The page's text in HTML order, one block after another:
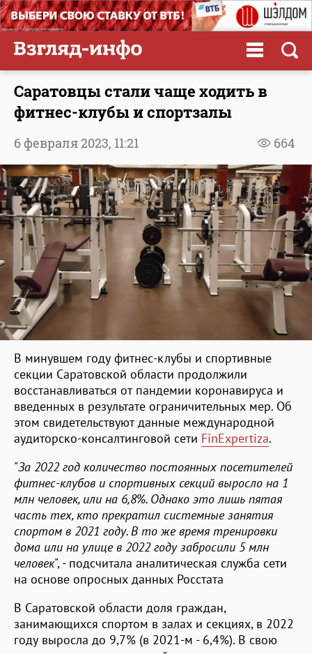
Саратовцы стали чаще ходить в
фитнес-клубы и спортзалы
664
6 февраля 2023, 11:21
В минувшем году фитнес-клубы и спортивные
секции Саратовской области продолжили
восстанавливаться от пандемии коронавируса и
введенных в результате ограничительных мер. Об
этом свидетельствуют данные международной
аудиторско-консалтинговой сети FinExpertiza.
"За 2022 год количество постоянных посетителей
фитнес-клубов и спортивных секций выросло на 1
млн человек, или на 6,8%. Однако это лишь пятая
часть тех, кто прекратил системные занятия
спортом в 2021 году. В то же время тренировки
дома или на улице в 2022 году забросили 5 млн
человек", - подсчитала аналитическая служба сети
на основе опросных данных Росстата
В Саратовской области доля граждан,
занимающихся спортом в залах и секциях, в 2022
году выросла до 9,7% (в 2021-м - 6,4%). В свою